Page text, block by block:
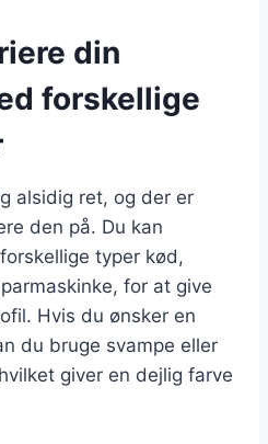
din
forskellige
alsidig ret, og der er
den på. Du kan
typer kød,
for at give
Hvis du ønsker en
du bruge svampe eller
giver en dejlig farve